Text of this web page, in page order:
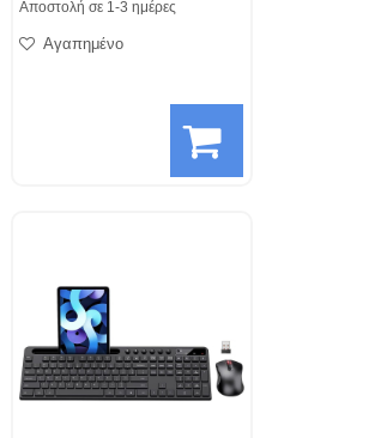
Αποστολή σε 1-3 ημέρες
Αγαπημένο